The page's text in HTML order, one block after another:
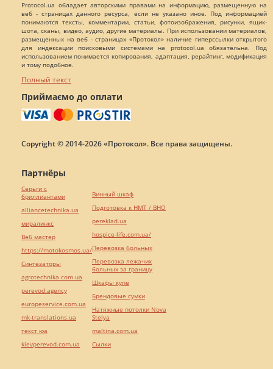
Protocol.ua обладает авторскими правами на информацию, размещенную на
веб - страницах данного ресурса, если не указано иное. Под информацией
понимаются тексты, комментарии, статьи, фотоизображения, рисунки, ящик-
шота, сканы, видео, аудио, другие материалы. При использовании материалов,
размещенных на веб - страницах «Протокол» наличие гиперссылки открытого
для индексации поисковыми системами на protocol.ua обязательна. Под
использованием понимается копирования, адаптация, рерайтинг, модификация
и тому подобное.
Полный текст
Приймаємо до оплати
Copyright © 2014-2026 «Протокол». Все права защищены.
Партнёры
Серьги с
бриллиантами
alliancetechnika.ua
миралинкс
Веб мастер
https://motokosmos.ua/
Синтезаторы
agrotechnika.com.ua
perevod.agency
europeservice.com.ua
mk-translations.ua
текст юа
kievperevod.com.ua
Винный шкаф
Подготовка к НМТ / ВНО
pereklad.ua
hospice-life.com.ua/
Перевозка больных
Перевозка лежачих
больных за границу
Шкафы купе
Брендовые сумки
Натяжные потолки Nova
Stelya
maltina.com.ua
Cылки